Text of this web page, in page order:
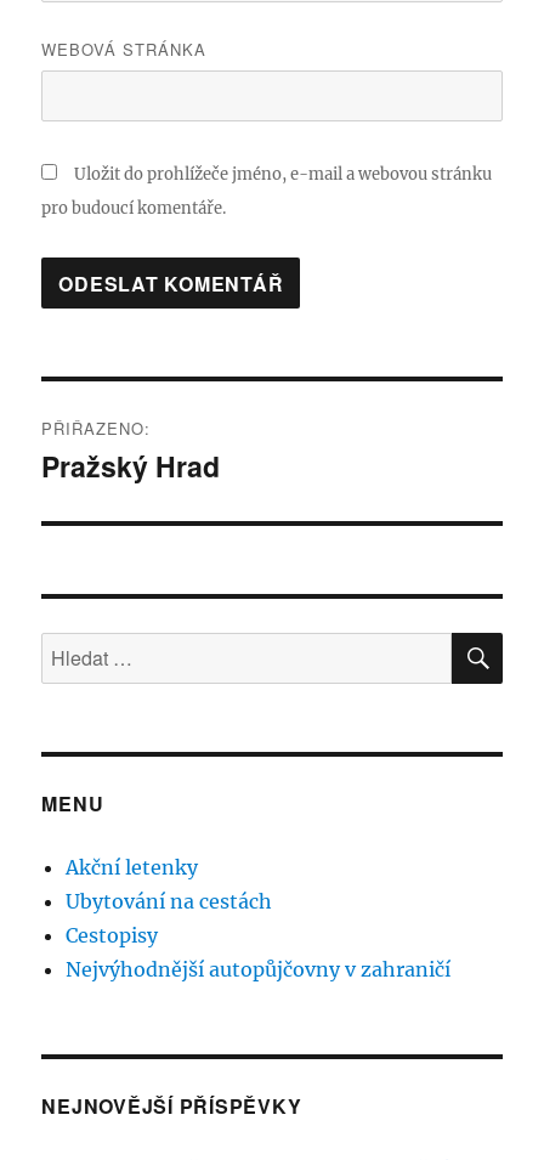
WEBOVÁ STRÁNKA
Uložit do prohlížeče jméno, e-mail a webovou stránku
pro budoucí komentáře.
pro
PŘIŘAZENO:
Pražský Hrad
Hledat:
MENU
Akční letenky
Ubytování na cestách
Cestopisy
Nejvýhodnější autopůjčovny v zahraničí
NEJNOVĚJŠÍ PŘÍSPĚVKY